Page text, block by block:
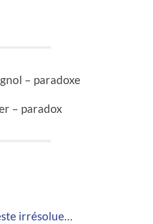
– paradoxe
– paradox
irrésolue…